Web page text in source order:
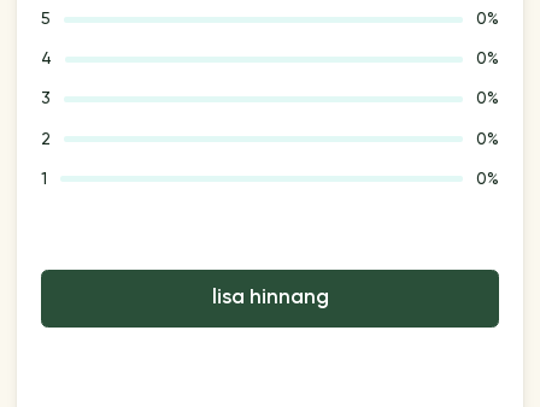
5 0%
4 0%
3 0%
2 0%
1 0%
lisa hinnang